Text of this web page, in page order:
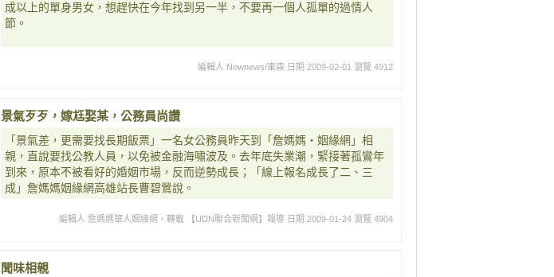
成以上的單身男女，想趕快在今年找到另一半，不要再一個人孤單的過情人
節。
編輯人 Nownews/東森 日期 2009-02-01 瀏覽 4912
景氣歹歹，嫁尪娶某，公務員尚讚
「景氣差，更需要找長期飯票」一名女公務員昨天到「詹媽媽‧姻緣網」相
親，直說要找公教人員，以免被金融海嘯波及。去年底失業潮，緊接著孤鸞年
到來，原本不被看好的婚姻市場，反而逆勢成長；「線上報名成長了二、三
成」詹媽媽姻緣網高雄站長曹碧鶯說。
編輯人 詹媽媽華人姻緣網，轉載 【UDN聯合新聞網】報導 日期 2009-01-24 瀏覽 4904
聞味相親